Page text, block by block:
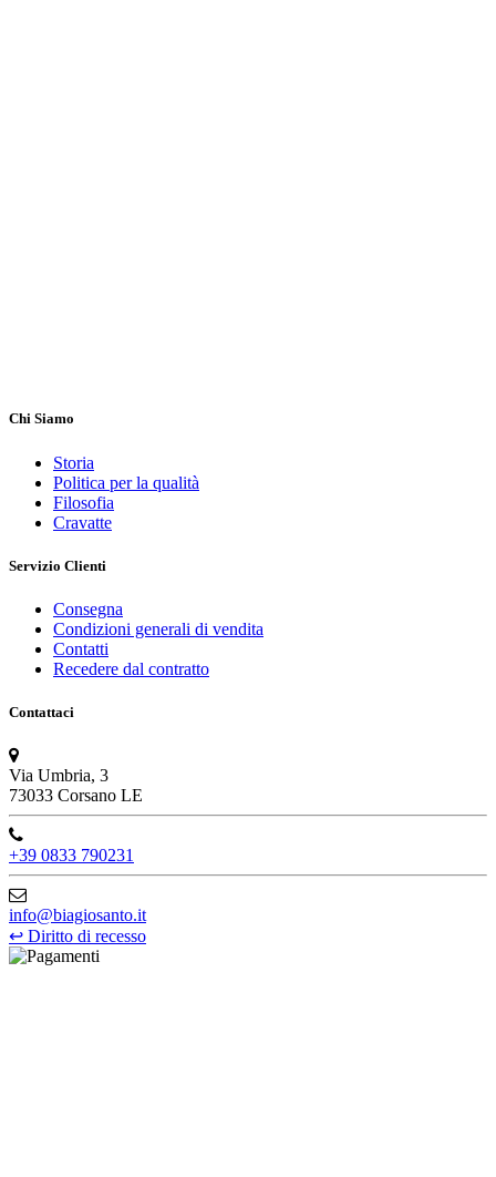
Chi Siamo
Storia
Politica per la qualità
Filosofia
Cravatte
Servizio Clienti
Consegna
Condizioni generali di vendita
Contatti
Recedere dal contratto
Contattaci
Via Umbria, 3
73033 Corsano LE
+39 0833 790231
info@biagiosanto.it
↩ Diritto di recesso